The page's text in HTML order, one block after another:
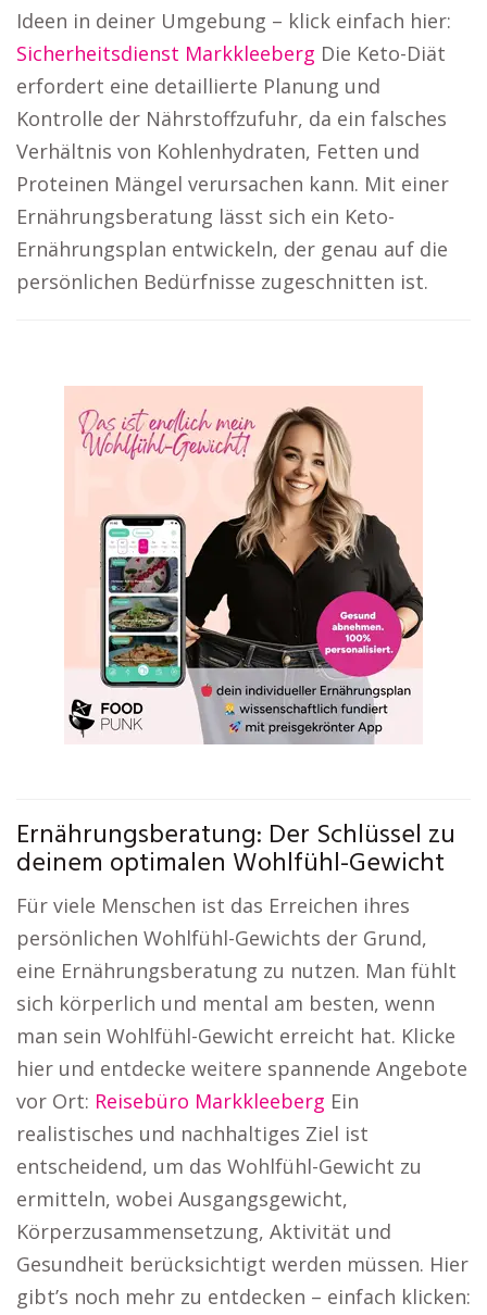
Ideen in deiner Umgebung – klick einfach hier:
Sicherheitsdienst Markkleeberg Die Keto-Diät
erfordert eine detaillierte Planung und
Kontrolle der Nährstoffzufuhr, da ein falsches
Verhältnis von Kohlenhydraten, Fetten und
Proteinen Mängel verursachen kann. Mit einer
Ernährungsberatung lässt sich ein Keto-
Ernährungsplan entwickeln, der genau auf die
persönlichen Bedürfnisse zugeschnitten ist.
Ernährungsberatung: Der Schlüssel zu
deinem optimalen Wohlfühl-Gewicht
Für viele Menschen ist das Erreichen ihres
persönlichen Wohlfühl-Gewichts der Grund,
eine Ernährungsberatung zu nutzen. Man fühlt
sich körperlich und mental am besten, wenn
man sein Wohlfühl-Gewicht erreicht hat. Klicke
hier und entdecke weitere spannende Angebote
vor Ort: Reisebüro Markkleeberg Ein
realistisches und nachhaltiges Ziel ist
entscheidend, um das Wohlfühl-Gewicht zu
ermitteln, wobei Ausgangsgewicht,
Körperzusammensetzung, Aktivität und
Gesundheit berücksichtigt werden müssen. Hier
gibt’s noch mehr zu entdecken – einfach klicken: